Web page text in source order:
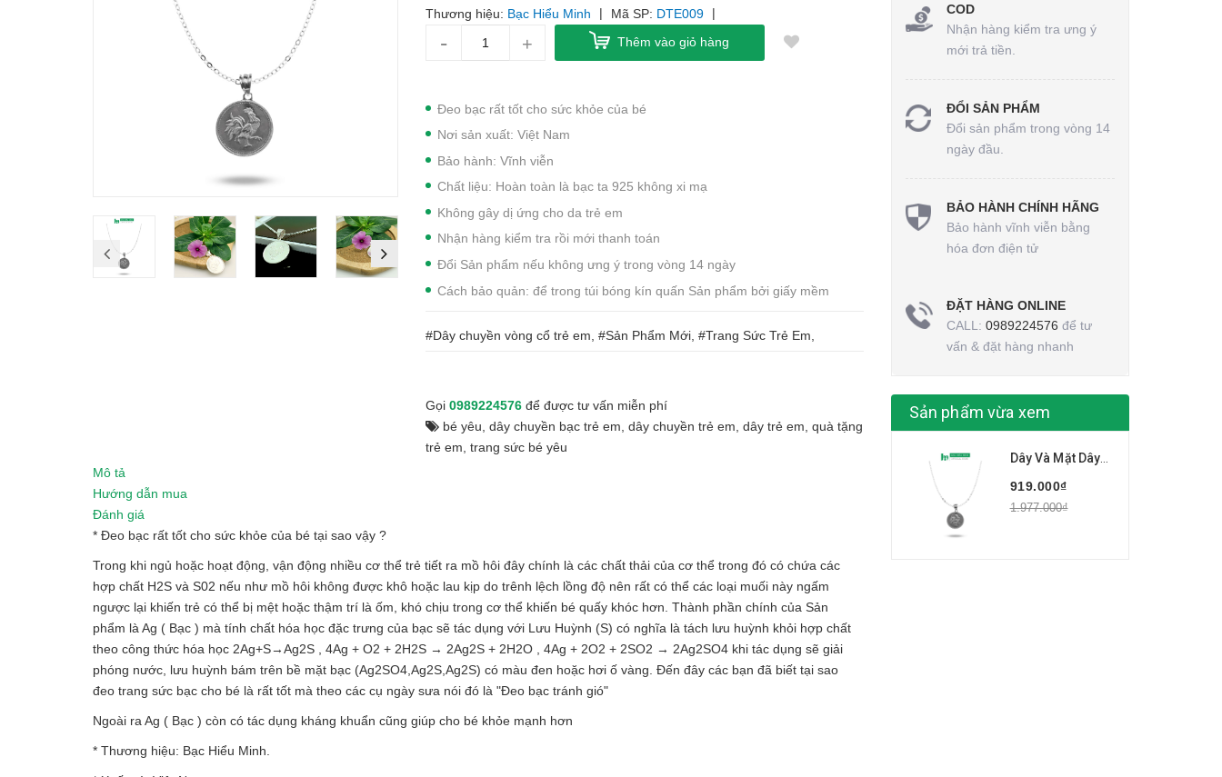
Thương hiệu: Bạc Hiểu Minh | Mã SP: DTE009 |
- + Thêm vào giỏ hàng
Đeo bạc rất tốt cho sức khỏe của bé
Nơi sản xuất: Việt Nam
Bảo hành: Vĩnh viễn
Chất liệu: Hoàn toàn là bạc ta 925 không xi mạ
Không gây dị ứng cho da trẻ em
Nhận hàng kiểm tra rồi mới thanh toán
Đổi Sản phẩm nếu không ưng ý trong vòng 14 ngày
Cách bảo quản: để trong túi bóng kín quấn Sản phẩm bởi giấy mềm
#Dây chuyền vòng cổ trẻ em, #Sản Phẩm Mới, #Trang Sức Trẻ Em,
Gọi 0989224576để được tư vấn miễn phí
bé yêu, dây chuyền bạc trẻ em, dây chuyền trẻ em, dây trẻ em, quà tặng
trẻ em, trang sức bé yêu
Mô tả
Hướng dẫn mua
Đánh giá
* Đeo bạc rất tốt cho sức khỏe của bé tại sao vậy ?
Trong khi ngủ hoặc hoạt động, vận động nhiều cơ thể trẻ tiết ra mồ hôi đây chính là các chất thải của cơ thể trong đó có chứa các
hợp chất H2S và S02 nếu như mồ hôi không được khô hoặc lau kịp do trênh lệch lồng độ nên rất có thể các loại muối này ngấm
ngược lại khiến trẻ có thể bị mệt hoặc thậm trí là ốm, khó chịu trong cơ thể khiến bé quấy khóc hơn. Thành phần chính của Sản
phẩm là Ag ( Bạc ) mà tính chất hóa học đặc trưng của bạc sẽ tác dụng với Lưu Huỳnh (S) có nghĩa là tách lưu huỳnh khỏi hợp chất
theo công thức hóa học 2Ag+S→Ag2S , 4Ag + O2 + 2H2S → 2Ag2S + 2H2O , 4Ag + 2O2 + 2SO2 → 2Ag2SO4 khi tác dụng sẽ giải
phóng nước, lưu huỳnh bám trên bề mặt bạc (Ag2SO4,Ag2S,Ag2S) có màu đen hoặc hơi ố vàng. Đến đây các bạn đã biết tại sao
đeo trang sức bạc cho bé là rất tốt mà theo các cụ ngày sưa nói đó là "Đeo bạc tránh gió"
Ngoài ra Ag ( Bạc ) còn có tác dụng kháng khuẩn cũng giúp cho bé khỏe mạnh hơn
* Thương hiệu: Bạc Hiểu Minh.
COD
Nhận hàng kiểm tra ưng ý
mới trả tiền.
ĐỔI SẢN PHẨM
Đổi sản phẩm trong vòng 14
ngày đầu.
BẢO HÀNH CHÍNH HÃNG
Bảo hành vĩnh viễn bằng
hóa đơn điện tử
ĐẶT HÀNG ONLINE
CALL: 0989224576 để tư
vấn & đặt hàng nhanh
Sản phẩm vừa xem
919.000₫
1.977.000₫